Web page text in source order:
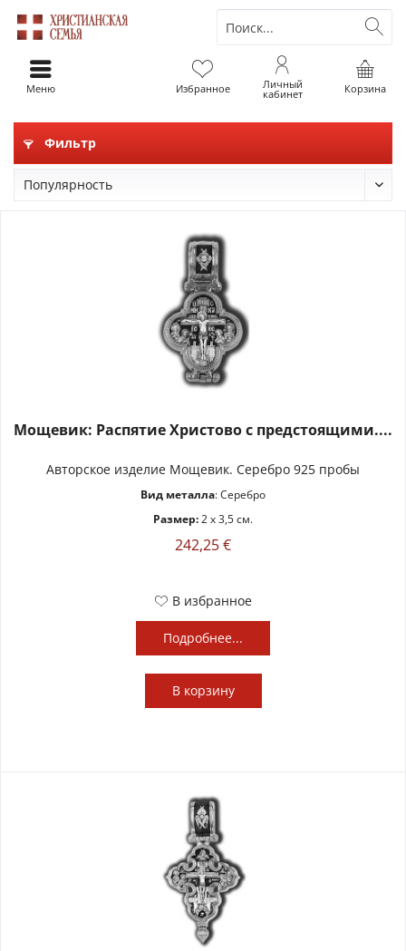
Корзина
Избранное Личный
кабинет
Меню
Фильтр
Мощевик: Распятие Христово с предстоящими....
Авторское изделие Мощевик. Серебро 925 пробы
Вид металла: Серебро
Размер:2 x 3,5 см.
242,25 €
В избранное
Подробнее...
В корзину